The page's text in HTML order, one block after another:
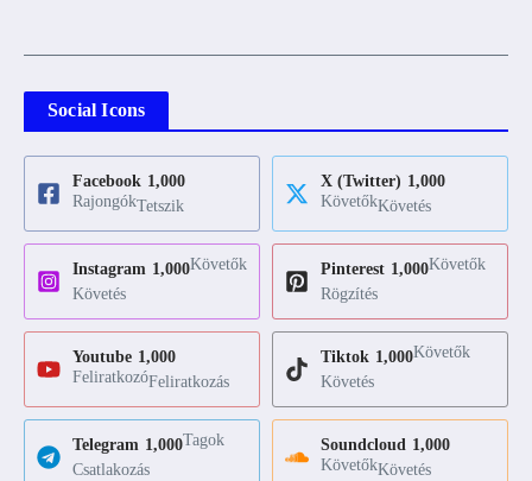
Social Icons
Facebook 1,000
RajongókTetszik
X (Twitter) 1,000
KövetőkKövetés
Instagram 1,000Követők
Követés
Pinterest 1,000Követők
Rögzítés
Youtube 1,000
FeliratkozóFeliratkozás
Tiktok 1,000Követők
Követés
Telegram 1,000Tagok
Csatlakozás
Soundcloud 1,000
KövetőkKövetés